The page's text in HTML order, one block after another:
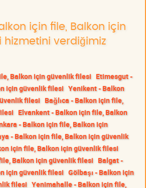
için file, Balkon için
hizmetini verdiğimiz
Balkon için güvenlik filesi Etimesgut -
için güvenlik filesi Yenikent - Balkon
filesi Bağlıca - Balkon için file,
Elvankent - Balkon için file, Balkon
- Balkon için file, Balkon için
- Balkon için file, Balkon için güvenlik
için file, Balkon için güvenlik filesi
Balkon için güvenlik filesi Balgat -
için güvenlik filesi Gölbaşı - Balkon için
filesi Yenimahalle - Balkon için file,